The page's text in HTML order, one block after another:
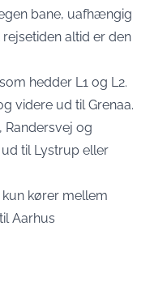
bane, uafhængig
altid er den
hedder L1 og L2.
videre ud til Grenaa.
Randersvej og
til Lystrup eller
kører mellem
Aarhus